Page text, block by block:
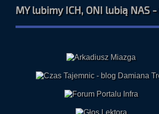
MY lubimy ICH, ONI lubią NAS -